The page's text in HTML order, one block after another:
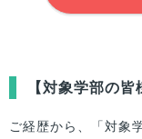
【対象学部の皆
ご経歴から、「対象